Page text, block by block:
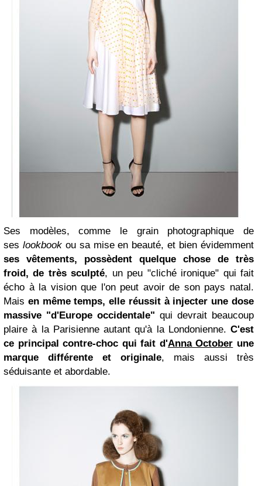
Ses modèles, comme le grain photographique de
ses lookbookou sa mise en beauté, et bien évidemment
ses vêtements, possèdent quelque chose de très
froid, de très sculpté, un peu "cliché ironique" qui fait
écho à la vision que l'on peut avoir de son pays natal.
Mais en même temps, elle réussit à injecter une dose
massive "d'Europe occidentale" qui devrait beaucoup
plaire à la Parisienne autant qu'à la Londonienne. C'est
ce principal contre-choc qui fait d'Anna October une
marque différente et originale, mais aussi très
séduisante et abordable.